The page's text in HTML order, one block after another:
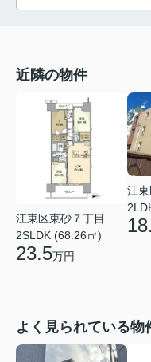
近隣の物件
江東区東砂７丁目
2SLDK (68.26㎡)
23.5万円
江
よく見られている物